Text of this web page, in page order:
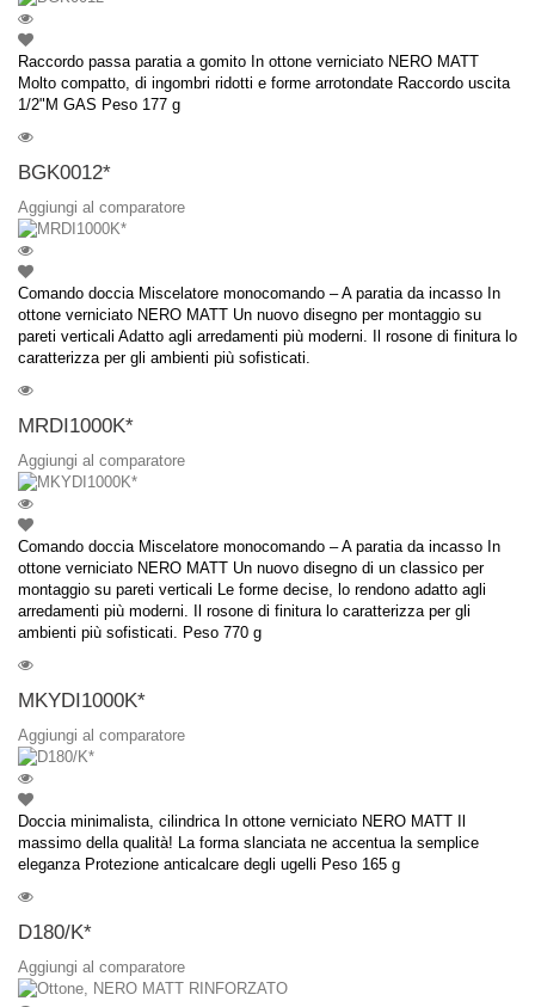
Raccordo passa paratia a gomito In ottone verniciato NERO MATT
Molto compatto, di ingombri ridotti e forme arrotondate Raccordo uscita
1/2"M GAS Peso 177 g
BGK0012*
Aggiungi al comparatore
Comando doccia Miscelatore monocomando – A paratia da incasso In
ottone verniciato NERO MATT Un nuovo disegno per montaggio su
pareti verticali Adatto agli arredamenti più moderni. Il rosone di finitura lo
caratterizza per gli ambienti più sofisticati.
MRDI1000K*
Aggiungi al comparatore
Comando doccia Miscelatore monocomando – A paratia da incasso In
ottone verniciato NERO MATT Un nuovo disegno di un classico per
montaggio su pareti verticali Le forme decise, lo rendono adatto agli
arredamenti più moderni. Il rosone di finitura lo caratterizza per gli
ambienti più sofisticati. Peso 770 g
MKYDI1000K*
Aggiungi al comparatore
Doccia minimalista, cilindrica In ottone verniciato NERO MATT Il
massimo della qualità! La forma slanciata ne accentua la semplice
eleganza Protezione anticalcare degli ugelli Peso 165 g
D180/K*
Aggiungi al comparatore